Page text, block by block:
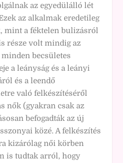
az egyedülálló lét
az alkalmak eredetileg
mint a féktelen bulizásról
része volt mindig az
becsületes
a leányság és a leányi
és a leendő
való felkészítéséről
nők (gyakran csak az
befogadták az új
közé. A felkészítés
kizárólag női körben
is tudtak arról, hogy